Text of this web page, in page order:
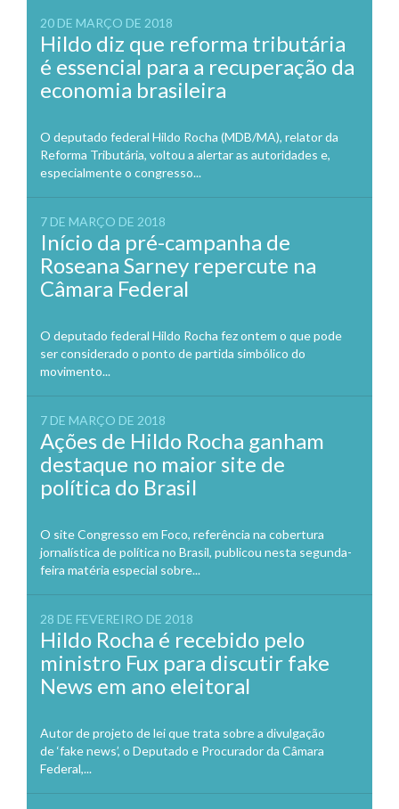
20 DE MARÇO DE 2018
Hildo diz que reforma tributária
é essencial para a recuperação da
economia brasileira
O deputado federal Hildo Rocha (MDB/MA), relator da
Reforma Tributária, voltou a alertar as autoridades e,
especialmente o congresso...
7 DE MARÇO DE 2018
Início da pré-campanha de
Roseana Sarney repercute na
Câmara Federal
O deputado federal Hildo Rocha fez ontem o que pode
ser considerado o ponto de partida simbólico do
movimento...
7 DE MARÇO DE 2018
Ações de Hildo Rocha ganham
destaque no maior site de
política do Brasil
O site Congresso em Foco, referência na cobertura
jornalística de política no Brasil, publicou nesta segunda-
feira matéria especial sobre...
28 DE FEVEREIRO DE 2018
Hildo Rocha é recebido pelo
ministro Fux para discutir fake
News em ano eleitoral
Autor de projeto de lei que trata sobre a divulgação
de ‘fake news’, o Deputado e Procurador da Câmara
Federal,...